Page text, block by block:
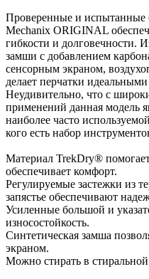
Проверенные и испытанные
Mechanix ORIGINAL
гибкости и долговечности.
замши с добавлением
сенсорным экраном,
делает перчатки
Неудивительно, что с
применений данная модель
наиболее часто
кого есть набор
Материал TrekDry®
обеспечивает комфорт.
Регулируемые застежки из
запястье обеспечивают
Усиленные большой и
износостойкость.
Синтетическая замша
экраном.
Можно стирать в